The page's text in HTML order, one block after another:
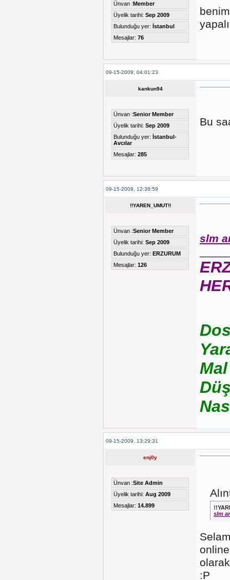
Ünvan :Member
Üyelik tarihi: Sep 2009
Bulunduğu yer: İstanbul
Mesajlar: 76
09-15-2009, 04:01:23
kankun94
Ünvan :Senior Member
Üyelik tarihi: Sep 2009
Bulunduğu yer: İstanbul-
Avcılar
Mesajlar: 285
Bu
09-15-2009, 12:38:59
!!YAREN_UMUT!!
Ünvan :Senior Member
Üyelik tarihi: Sep 2009
Bulunduğu yer: ERZURUM
Mesajlar: 126
slm
09-15-2009, 13:29:31
enj0y
Ünvan :Site Admin
Üyelik tarihi: Aug 2009
Mesajlar: 14.899
slm
:P